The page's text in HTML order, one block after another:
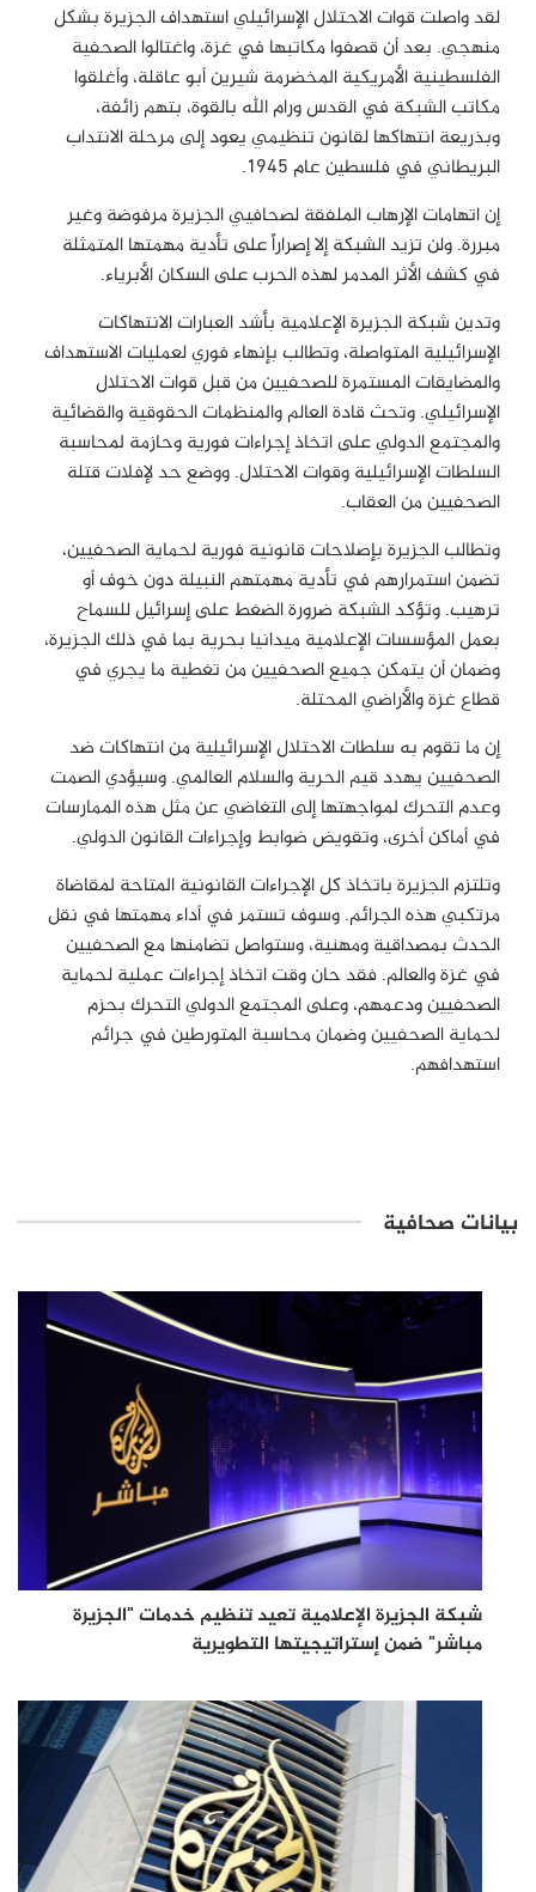
لقد واصلت قوات الاحتلال الإسرائيلي استهداف الجزيرة بشكل
منهجي. بعد أن قصفوا مكاتبها في غزة، واغتالوا الصحفية
الفلسطينية الأمريكية المخضرمة شيرين أبو عاقلة، وأغلقوا
مكاتب الشبكة في القدس ورام الله بالقوة، بتهم زائفة،
وبذريعة انتهاكها لقانون تنظيمي يعود إلى مرحلة الانتداب
البريطاني في فلسطين عام 1945
.
إن اتهامات الإرهاب الملفقة لصحافيي الجزيرة مرفوضة وغير
مبررة. ولن تزيد الشبكة إلا إصراراً على تأدية مهمتها المتمثلة
في كشف الأثر المدمر لهذه الحرب على السكان الأبرياء.
وتدين شبكة الجزيرة الإعلامية بأشد العبارات الانتهاكات
الإسرائيلية المتواصلة، وتطالب بإنهاء فوري لعمليات الاستهداف
والمضايقات المستمرة للصحفيين من قبل قوات الاحتلال
الإسرائيلي. وتحث قادة العالم والمنظمات الحقوقية والقضائية
والمجتمع الدولي على اتخاذ إجراءات فورية وحازمة لمحاسبة
السلطات الإسرائيلية وقوات الاحتلال. ووضع حد لإفلات قتلة
الصحفيين من العقاب.
وتطالب الجزيرة بإصلاحات قانونية فورية لحماية الصحفيين،
تضمن استمرارهم في تأدية مهمتهم النبيلة دون خوف أو
ترهيب. وتؤكد الشبكة ضرورة الضغط على إسرائيل للسماح
بعمل المؤسسات الإعلامية ميدانيا بحرية بما في ذلك الجزيرة،
وضمان أن يتمكن جميع الصحفيين من تغطية ما يجري في
قطاع غزة والأراضي المحتلة.
إن ما تقوم به سلطات الاحتلال الإسرائيلية من انتهاكات ضد
الصحفيين يهدد قيم الحرية والسلام العالمي. وسيؤدي الصمت
وعدم التحرك لمواجهتها إلى التغاضي عن مثل هذه الممارسات
في أماكن أخرى، وتقويض ضوابط وإجراءات القانون الدولي.
وتلتزم الجزيرة باتخاذ كل الإجراءات القانونية المتاحة لمقاضاة
مرتكبي هذه الجرائم. وسوف تستمر في أداء مهمتها في نقل
الحدث بمصداقية ومهنية، وستواصل تضامنها مع الصحفيين
في غزة والعالم. فقد حان وقت اتخاذ إجراءات عملية لحماية
الصحفيين ودعمهم، وعلى المجتمع الدولي التحرك بحزم
لحماية الصحفيين وضمان محاسبة المتورطين في جرائم
استهدافهم.
بيانات صحافية
شبكة الجزيرة الإعلامية تعيد تنظيم خدمات "الجزيرة
مباشر" ضمن إستراتيجيتها التطويرية